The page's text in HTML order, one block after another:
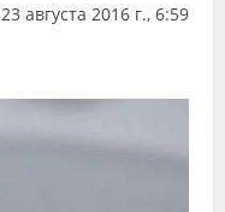
23 августа 2016 г., 6:59